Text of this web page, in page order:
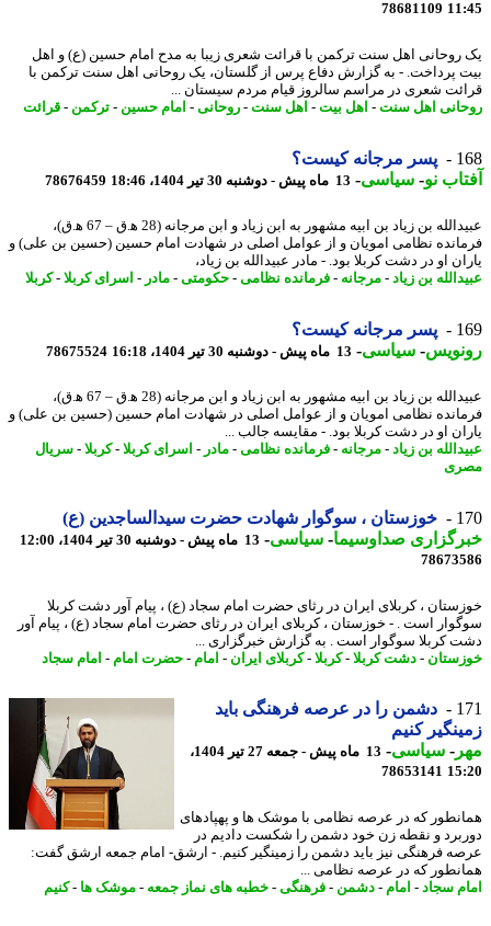
78681109
اهل سنت ترکمن با قرائت شعری زیبا به مدح امام حسین (ع) و اهل
پرداخت. - به گزارش دفاع پرس از گلستان، یک روحانی اهل سنت ترکمن با
شعری در مراسم سالروز قیام مردم سیستان ...
اهل سنت-اهل بیت -اهل سنت-روحانی-امام حسین-ترکمن-قرائت
پسر مرجانه کیست؟
نو- سیاسی-13 ماه پیش - دوشنبه 30 تیر 1404، 18:46 78676459
عبیدالله بن زیاد بن ابیه مشهور به ابن زیاد و ابن مرجانه (28 ه‍.ق – 67 ه‍.ق)،
نظامی امویان و از عوامل اصلی در شهادت امام حسین (حسین بن علی) و
او در دشت کربلا بود. - مادر عبیدالله بن زیاد،
بن زیاد - مرجانه -فرمانده نظامی-حکومتی-مادر -اسرای کربلا- کربلا
پسر مرجانه کیست؟
-سیاسی-13 ماه پیش - دوشنبه 30 تیر 1404، 16:18 78675524
عبیدالله بن زیاد بن ابیه مشهور به ابن زیاد و ابن مرجانه (28 ه‍.ق – 67 ه‍.ق)،
نظامی امویان و از عوامل اصلی در شهادت امام حسین (حسین بن علی) و
او در دشت کربلا بود. - مقایسه جالب ...
بن زیاد - مرجانه -فرمانده نظامی-مادر -اسرای کربلا- کربلا- سریال
خوزستان ، سوگوار شهادت حضرت سیدالساجدین (ع)
صداوسیما-سیاسی-13 ماه پیش - دوشنبه 30 تیر 1404، 12:00
، کربلای ایران در رثای حضرت امام سجاد (ع) ، پیام آور دشت کربلا
است . - خوزستان ، کربلای ایران در رثای حضرت امام سجاد (ع) ، پیام آور
کربلا سوگوار است . به گزارش خبرگزاری ...
-دشت کربلا- کربلا- کربلای ایران - امام -حضرت امام -امام سجاد
دشمن را در عرصه فرهنگی باید
کنیم
-سیاسی-
13 ماه پیش - جمعه 27 تیر 1404،
78653141
که در عرصه نظامی با موشک ها و پهپادهای
و نقطه زن خود دشمن را شکست دادیم در
فرهنگی نیز باید دشمن را زمینگیر کنیم. - ارشق- امام جمعه ارشق گفت:
که در عرصه نظامی ...
سجاد-امام -دشمن-فرهنگی-خطبه های نماز جمعه-موشک ها- کنیم